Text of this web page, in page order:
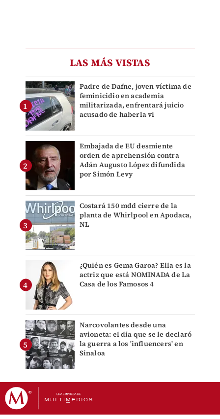
LAS MÁS VISTAS
Padre de Dafne, joven víctima de
feminicidio en academia
militarizada, enfrentará juicio
acusado de haberla vi
Embajada de EU desmiente
orden de aprehensión contra
Adán Augusto López difundida
por Simón Levy
Costará 150 mdd cierre de la
planta de Whirlpool en Apodaca,
NL
¿Quién es Gema Garoa? Ella es la
actriz que está NOMINADA de La
Casa de los Famosos 4
Narcovolantes desde una
avioneta: el día que se le declaró
la guerra a los 'influencers' en
Sinaloa